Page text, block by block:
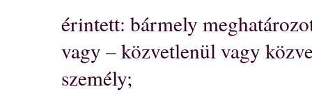
érintett: bármely
vagy – közvetlenül vagy
személy;